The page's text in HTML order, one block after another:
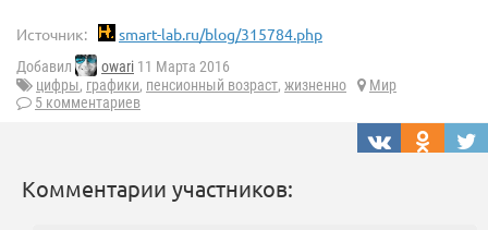
Источник: smart-lab.ru/blog/315784.php
Добавил owari 11 Марта 2016
цифры, графики, пенсионный возраст, жизненно
Мир
5 комментариев
Комментарии участников: